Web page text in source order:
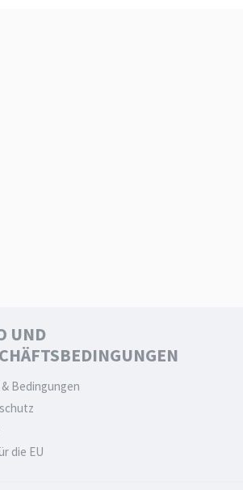
UND
Bedingungen
die EU